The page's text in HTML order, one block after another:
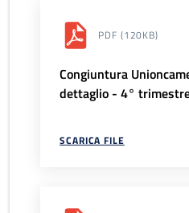
PDF (120KB)
Congiuntura
dettaglio - 4°
SCARICA FILE